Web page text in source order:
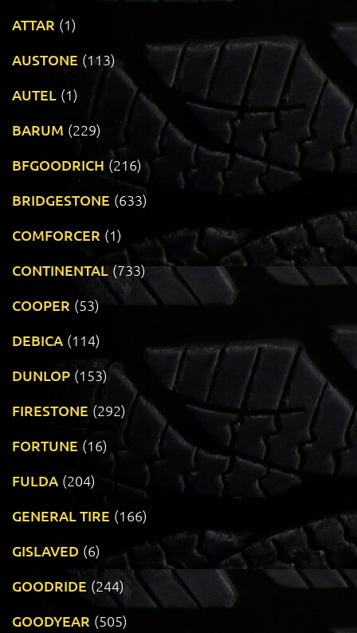
ATTAR (1)
AUSTONE (113)
AUTEL (1)
BARUM (229)
BFGOODRICH (216)
BRIDGESTONE (633)
COMFORCER (1)
CONTINENTAL (733)
COOPER (53)
DEBICA (114)
DUNLOP (153)
FIRESTONE (292)
FORTUNE (16)
FULDA (204)
GENERAL TIRE (166)
GISLAVED (6)
GOODRIDE (244)
GOODYEAR (505)